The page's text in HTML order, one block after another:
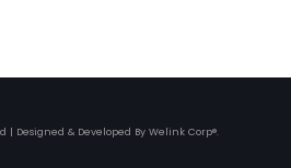
| Designed & Developed By Welink Corp®.